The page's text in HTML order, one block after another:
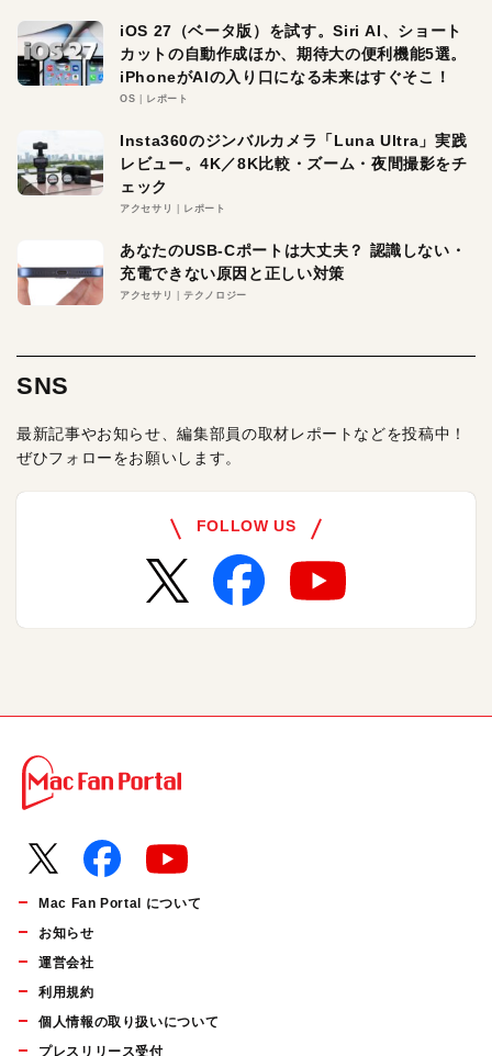
iOS 27（ベータ版）を試す。Siri AI、ショート
カットの自動作成ほか、期待大の便利機能5選。
iPhoneがAIの入り口になる未来はすぐそこ！
OS レポート
Insta360のジンバルカメラ「Luna Ultra」実践
レビュー。4K／8K比較・ズーム・夜間撮影をチ
ェック
アクセサリ レポート
あなたのUSB-Cポートは大丈夫？ 認識しない・
充電できない原因と正しい対策
アクセサリ テクノロジー
SNS
最新記事やお知らせ、編集部員の取材レポートなどを投稿中！
ぜひフォローをお願いします。
FOLLOW US
Mac Fan Portal について
お知らせ
運営会社
利用規約
個人情報の取り扱いについて
プレスリリース受付